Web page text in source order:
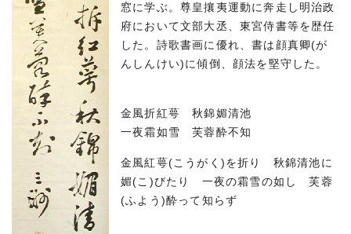
窓に学ぶ。尊皇攘夷運動に奔走し明治政
府において文部大丞、東宮侍書等を歴任
した。詩歌書画に優れ、書は顔真卿(が
んしんけい)に傾倒、顔法を堅守した。
金風折紅萼 秋錦媚清池
一夜霜如雪 芙蓉酔不知
金風紅萼(こうがく)を折り 秋錦清池に
媚(こ)びたり 一夜の霜雪の如し 芙蓉
(ふよう)酔って知らず